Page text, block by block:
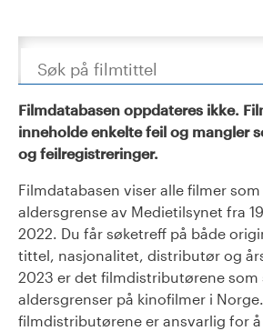
Søk
Filmdatabasen oppdateres ikke.
inneholde enkelte feil og mangler
og feilregistreringer.
Filmdatabasen viser alle filmer
aldersgrense av Medietilsynet fra
2022. Du får søketreff på både
tittel, nasjonalitet, distributør og
2023 er det filmdistributørene som
aldersgrenser på kinofilmer i
filmdistributørene er ansvarlig for